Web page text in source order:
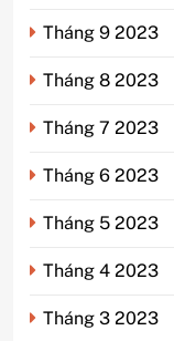
Tháng 9 2023
Tháng 8 2023
Tháng 7 2023
Tháng 6 2023
Tháng 5 2023
Tháng 4 2023
Tháng 3 2023